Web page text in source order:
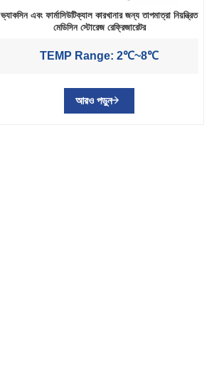
ভ্যাকসিন এবং ফার্মাসিউটিক্যাল কারখানার জন্য তাপমাত্রা নিয়ন্ত্রিত
মেডিসিন স্টোরেজ রেফ্রিজারেটর
TEMP Range: 2℃~8℃
আরও পড়ুন